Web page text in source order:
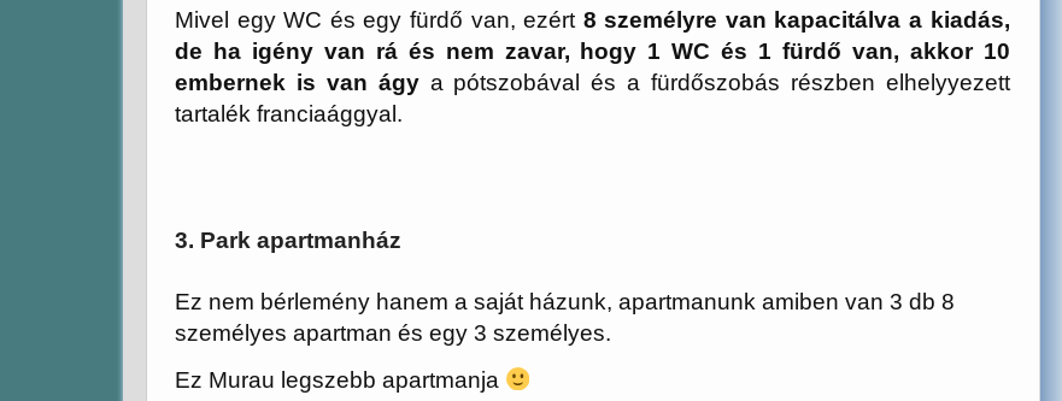
Mivel egy WC és egy fürdő van, ezért 8 személyre van kapacitálva a kiadás,
de ha igény van rá és nem zavar, hogy 1 WC és 1 fürdő van, akkor 10
embernek is van ágya pótszobával és a fürdőszobás részben elhelyyezett
tartalék franciaággyal.
3. Park apartmanház
Ez nem bérlemény hanem a saját házunk, apartmanunk amiben van 3 db 8
személyes apartman és egy 3 személyes.
Ez Murau legszebb apartmanja